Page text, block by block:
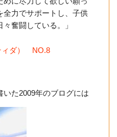
全力でサポートし、子供
奮闘している。」
ィダ） NO.8
いた2009年のブログには